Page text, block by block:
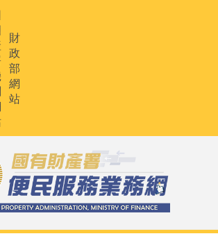
財
政
部
網
站